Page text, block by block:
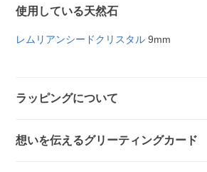
使用している天然石
レムリアンシードクリスタル 9mm
ラッピングについて
想いを伝えるグリーティングカード